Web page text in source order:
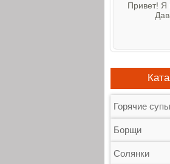
Привет! Я
Горячие супы
Борщи
Солянки